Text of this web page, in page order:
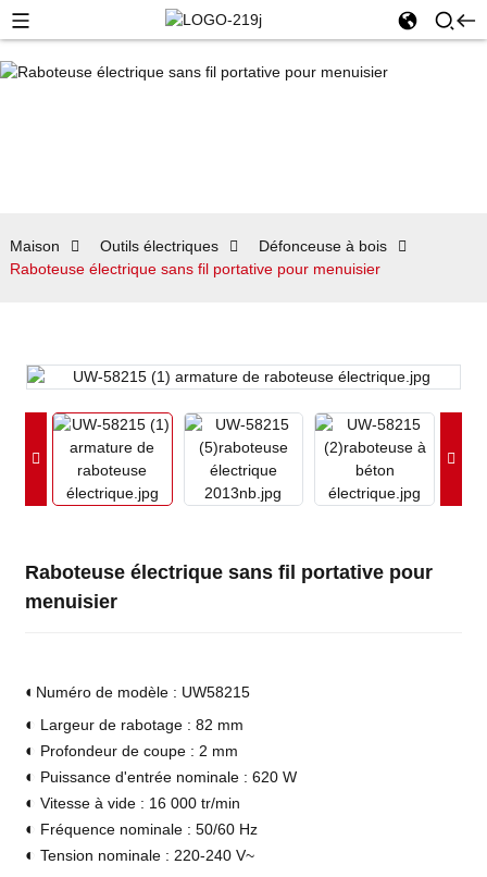
Maison Outils électriques
Défonceuse à bois
Raboteuse électrique sans fil portative pour menuisier
Raboteuse électrique sans fil portative pour
menuisier
◐ Numéro de modèle : UW58215
◐ Largeur de rabotage : 82 mm
◐ Profondeur de coupe : 2 mm
◐ Puissance d'entrée nominale : 620 W
◐ Vitesse à vide : 16 000 tr/min
◐ Fréquence nominale : 50/60 Hz
◐ Tension nominale : 220-240 V~